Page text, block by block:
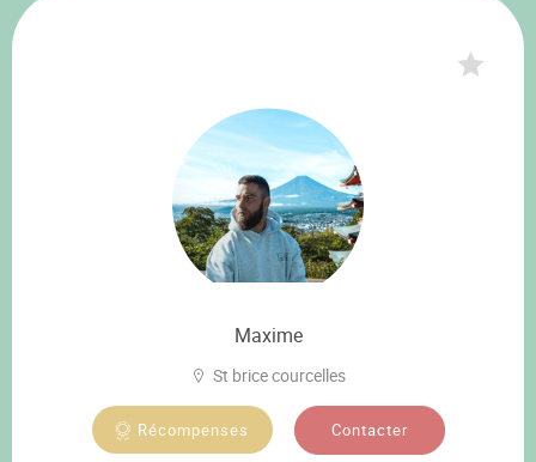
Maxime
St brice courcelles
Récompenses Contacter